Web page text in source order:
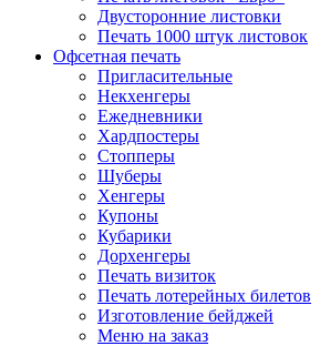
Двусторонние листовки
Печать 1000 штук листовок
Офсетная печать
Пригласительные
Некхенгеры
Ежедневники
Хардпостеры
Стопперы
Шуберы
Хенгеры
Купоны
Кубарики
Дорхенгеры
Печать визиток
Печать лотерейных билетов
Изготовление бейджей
Меню на заказ